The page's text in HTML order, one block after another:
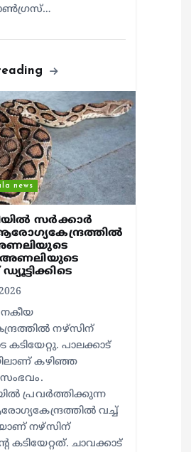
news
സര്‍ക്കാര്‍
അണലിയുടെ
നഴ്സിന്
പാലക്കാട്
കഴിഞ്ഞ
പ്രവര്‍ത്തിക്കുന്ന
വച്ച്
നഴ്സിന്
കടിയേറ്റത്. ചാവക്കാട്